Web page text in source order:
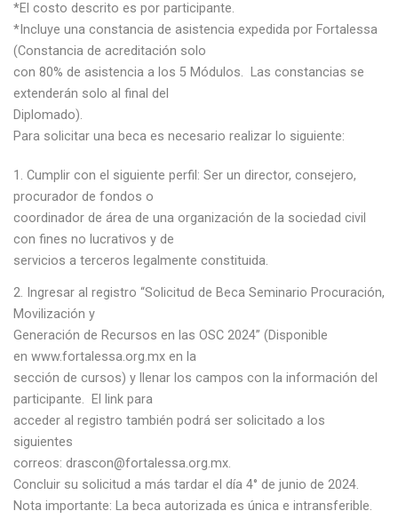
*El costo descrito es por participante.
*Incluye una constancia de asistencia expedida por Fortalessa
(Constancia de acreditación solo
con 80% de asistencia a los 5 Módulos. Las constancias se
extenderán solo al final del
Diplomado).
Para solicitar una beca es necesario realizar lo siguiente:
Cumplir con el siguiente perfil: Ser un director, consejero,
procurador de fondos o
coordinador de área de una organización de la sociedad civil
con fines no lucrativos y de
servicios a terceros legalmente constituida.
Ingresar al registro “Solicitud de Beca Seminario Procuración,
Movilización y
Generación de Recursos en las OSC 2024” (Disponible
en www.fortalessa.org.mx en la
sección de cursos) y llenar los campos con la información del
participante. El link para
acceder al registro también podrá ser solicitado a los
siguientes
correos: drascon@fortalessa.org.mx.
Concluir su solicitud a más tardar el día 4° de junio de 2024.
Nota importante: La beca autorizada es única e intransferible.